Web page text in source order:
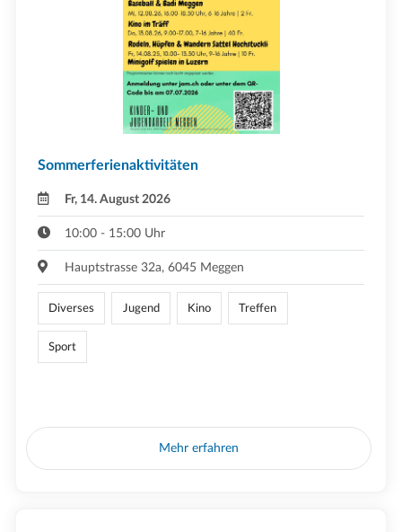
Sommerferienaktivitäten
Fr, 14. August 2026
10:00 - 15:00 Uhr
Hauptstrasse 32a, 6045 Meggen
Diverses Jugend Kino Treffen
Sport
Mehr erfahren